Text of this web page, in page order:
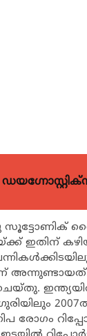
ഇതിന്
അന്നുണ്ടായത്.
ചെയ്തു.
രോഗം